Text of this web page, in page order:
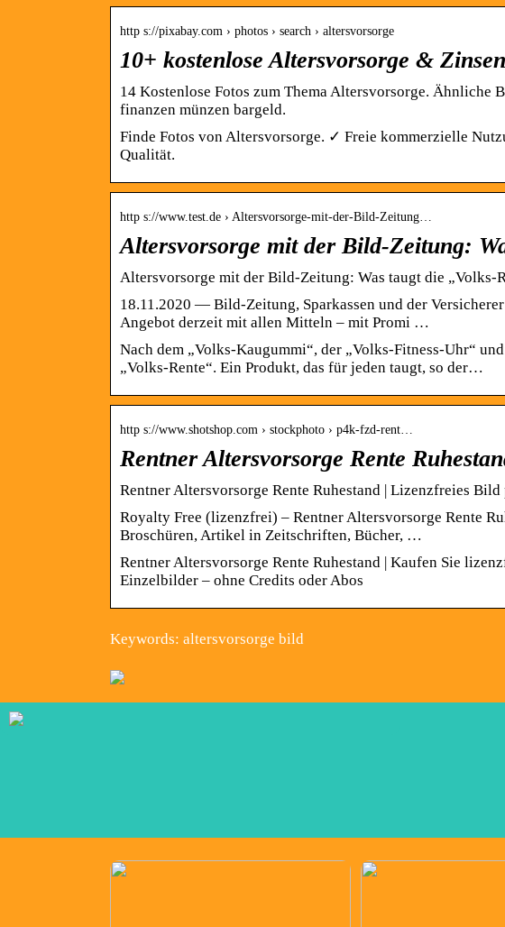
http s://pixabay.com › photos › search › altersvorsorge
10+ kostenlose Altersvorsorge &
14 Kostenlose Fotos zum Thema Altersvorsorge. Ähnliche
finanzen münzen bargeld.
Finde Fotos von Altersvorsorge. ✓ Freie kommerzielle
Qualität.
http s://www.test.de › Altersvorsorge-mit-der-Bild-Zeitung…
Altersvorsorge mit der Bild-Zeitung:
Altersvorsorge mit der Bild-Zeitung: Was taugt die „Volks-
18.11.2020 — Bild-Zeitung, Sparkassen und der
Angebot derzeit mit allen Mitteln – mit Promi …
Nach dem „Volks-Kaugummi“, der „Volks-Fitness-Uhr“
„Volks-Rente“. Ein Produkt, das für jeden taugt, so der…
http s://www.shotshop.com › stockphoto › p4k-fzd-rent…
Rentner Altersvorsorge Rente
Rentner Altersvorsorge Rente Ruhestand | Lizenzfreies
Royalty Free (lizenzfrei) – Rentner Altersvorsorge Rente
Broschüren, Artikel in Zeitschriften, Bücher, …
Rentner Altersvorsorge Rente Ruhestand | Kaufen Sie
Einzelbilder – ohne Credits oder Abos
Keywords: altersvorsorge bild